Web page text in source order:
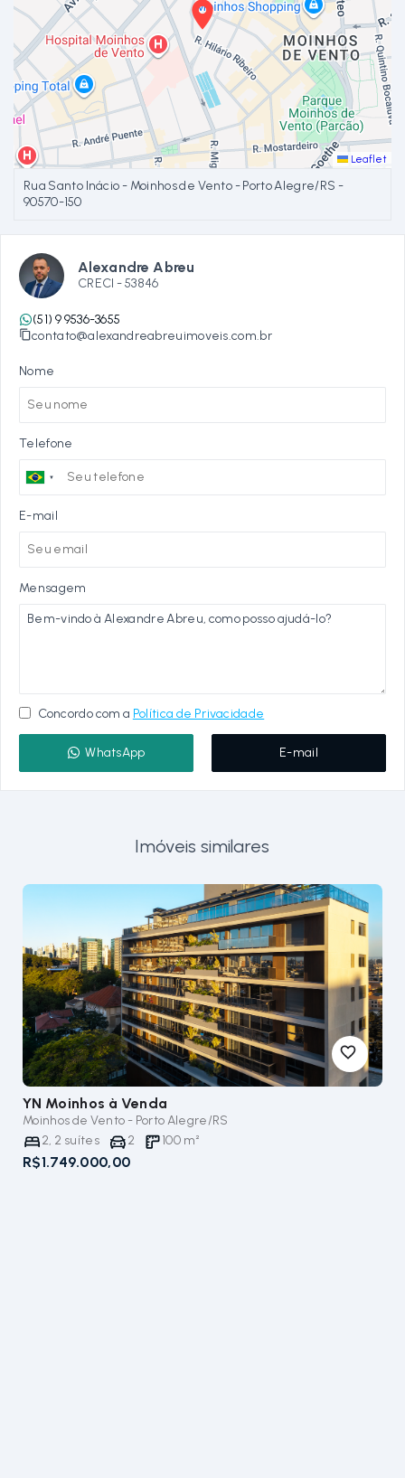
Leaflet
Rua Santo Inácio - Moinhos de Vento - Porto Alegre/RS -
90570-150
Alexandre Abreu
CRECI -53846
(51) 9 9536-3655
contato@alexandreabreuimoveis.com.br
Nome
Telefone
E-mail
Mensagem
Concordo com a Política de Privacidade
WhatsApp E-mail
Imóveis similares
YN Moinhos à Venda
Moinhos de Vento - Porto Alegre/RS
2, 2 suítes 2 100 m²
R$1.749.000,00